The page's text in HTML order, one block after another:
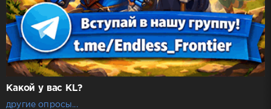
Какой у вас KL?
другие опросы...